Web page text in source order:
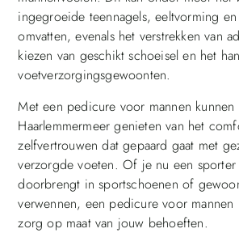
ingegroeide teennagels, eeltvorming
omvatten, evenals het verstrekken van
kiezen van geschikt schoeisel en het
voetverzorgingsgewoonten.
Met een pedicure voor mannen kunnen
Haarlemmermeer genieten van het
zelfvertrouwen dat gepaard gaat met
verzorgde voeten. Of je nu een
doorbrengt in sportschoenen of
verwennen, een pedicure voor
zorg op maat van jouw behoeften.